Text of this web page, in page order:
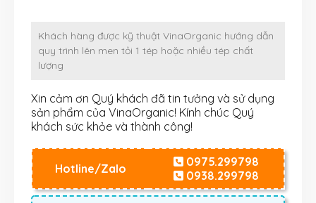
Khách hàng được kỹ thuật VinaOrganic hướng dẫn
quy trình lên men tỏi 1 tép hoặc nhiều tép chất
lượng
Xin cảm ơn Quý khách đã tin tưởng và sử dụng
sản phẩm của VinaOrganic! Kính chúc Quý
khách sức khỏe và thành công!
Hotline/Zalo
0975.299798
0938.299798